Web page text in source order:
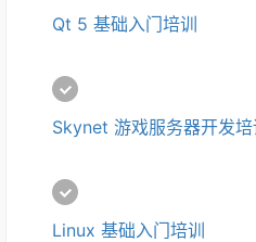
Qt 5 基础入门培训
Skynet 游戏服务器开发培
Linux 基础入门培训